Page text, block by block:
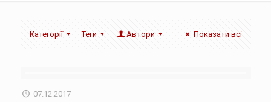
Категорії Теги Автори Показати всі
07.12.2017